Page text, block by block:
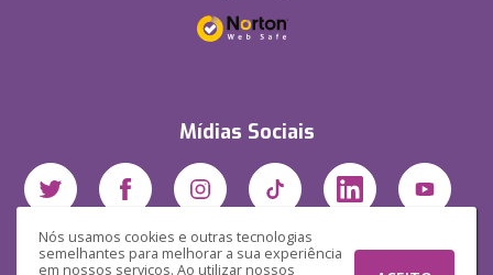
Nós usamos cookies e outras tecnologias
semelhantes para melhorar a sua experiência
em nossos serviços. Ao utilizar nossos
Mídias Sociais